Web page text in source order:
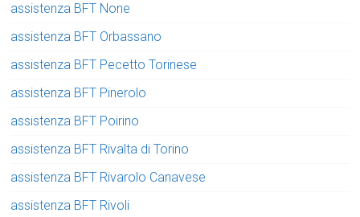
assistenza BFT None
assistenza BFT Orbassano
assistenza BFT Pecetto Torinese
assistenza BFT Pinerolo
assistenza BFT Poirino
assistenza BFT Rivalta di Torino
assistenza BFT Rivarolo Canavese
assistenza BFT Rivoli